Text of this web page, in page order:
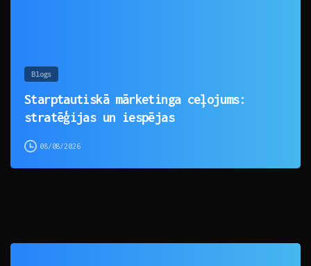
Blogs
Starptautiskā mārketinga ceļojums:
stratēģijas un iespējas
08/08/2026